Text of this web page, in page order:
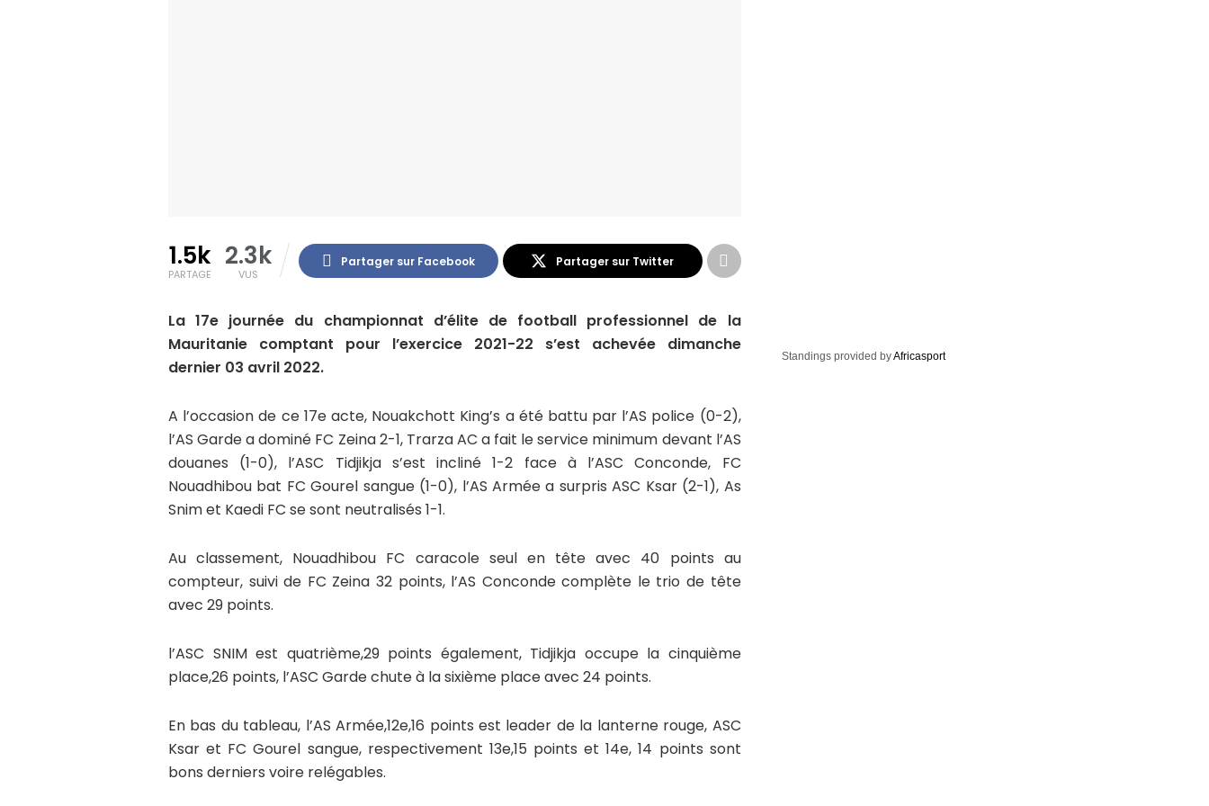
1.5k
PARTAGE
2.3k
VUS
Partager sur Facebook Partager sur Twitter
La 17e journée du championnat d’élite de football professionnel de la
Mauritanie comptant pour l’exercice 2021-22 s’est achevée dimanche
dernier 03 avril 2022.
A l’occasion de ce 17e acte, Nouakchott King’s a été battu par l’AS police (0-2),
l’AS Garde a dominé FC Zeina 2-1, Trarza AC a fait le service minimum devant l’AS
douanes (1-0), l’ASC Tidjikja s’est incliné 1-2 face à l’ASC Conconde, FC
Nouadhibou bat FC Gourel sangue (1-0), l’AS Armée a surpris ASC Ksar (2-1), As
Snim et Kaedi FC se sont neutralisés 1-1.
Au classement, Nouadhibou FC caracole seul en tête avec 40 points au
compteur, suivi de FC Zeina 32 points, l’AS Conconde complète le trio de tête
avec 29 points.
l’ASC SNIM est quatrième,29 points également, Tidjikja occupe la cinquième
place,26 points, l’ASC Garde chute à la sixième place avec 24 points.
En bas du tableau, l’AS Armée,12e,16 points est leader de la lanterne rouge, ASC
Ksar et FC Gourel sangue, respectivement 13e,15 points et 14e, 14 points sont
bons derniers voire relégables.
Standings provided byAfricasport